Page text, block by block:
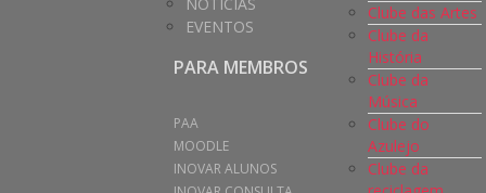
Clube das Artes
Clube da
História
Clube da
Música
Clube do
Azulejo
Clube da
EVENTOS
PARA MEMBROS
PAA
MOODLE
INOVAR ALUNOS